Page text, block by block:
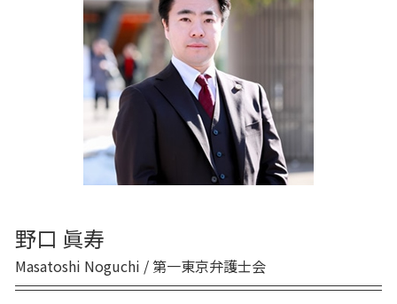
養育費 公正証書
離婚調停
協議離婚とは
離婚裁判 流れ
親権 監護権
面会交流 調停
離婚 別居
離婚 原因
野口 眞寿
Masatoshi Noguchi / 第一東京弁護士会